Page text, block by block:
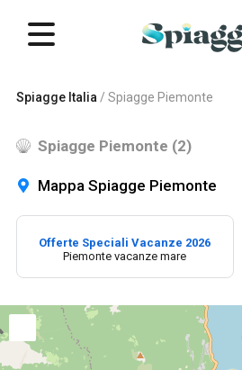
Spiagge Italia / Spiagge Piemonte
Spiagge Piemonte (2)
Mappa Spiagge Piemonte
Offerte Speciali Vacanze 2026
Piemonte vacanze mare